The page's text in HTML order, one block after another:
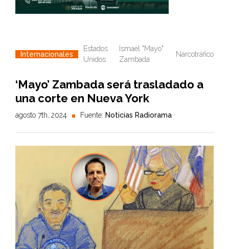
Internacionales
Estados
Unidos
Ismael "Mayo"
Zambada
Narcotráfico
‘Mayo’ Zambada será trasladado a
una corte en Nueva York
agosto 7th, 2024 Fuente: Noticias Radiorama